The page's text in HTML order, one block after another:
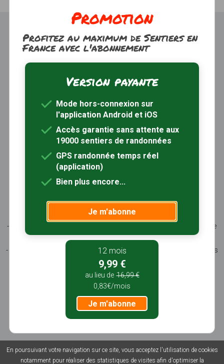
Trouver une randonnée À propos
Inscription / Connexion
Abonnement Rando+ Calendrier randos
Sentiers-en-France, grâce aux nombreux circuits de
- les spécificités des terroirs (sites et milieux naturels,
patrimoine …)
- les producteurs locaux et les artisans, garants du savoir-faire
et du patrimoine
- ceux qui œuvrent à faire connaître tout ce patrimoine par des
manifestations culturelles
- ceux qui accueillent les touristes dans leur hébergement, à
leur table
© 2026 Sentiers en France - Tous droits réservés - Photos non
En poursuivant votre navigation sur ce site, vous acceptez l'utilisation de cookies
notamment pour réaliser des statistiques de visites afin d'optimiser la
Promotion
Profitez au maximum de Sentiers en
France avec l'abonnement
Version payante
Mode hors-connexion sur
l'application Android et iOS
Accès garantie sans attente aux
19000 sentiers de randonnées
GPS randonnée temps réel
(application)
Bien plus encore...
Je m'abonne
12 mois
9,99 €
au lieu de 16,99 €
0,83€/mois
Je m'abonne